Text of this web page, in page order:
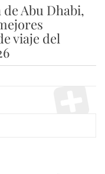
de Abu Dhabi,
viaje del